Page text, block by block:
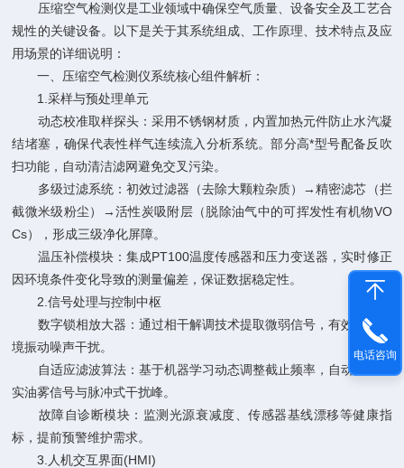
压缩空气检测仪是工业领域中确保空气质量、设备安全及工艺合
规性的关键设备。以下是关于其系统组成、工作原理、技术特点及应
用场景的详细说明：
一、 压缩空气检测仪系统核心组件解析：
1.采样与预处理单元
动态校准取样探头：采用不锈钢材质，内置加热元件防止水汽凝
结堵塞，确保代表性样气连续流入分析系统。部分高*型号配备反吹
扫功能，自动清洁滤网避免交叉污染。
多级过滤系统：初效过滤器（去除大颗粒杂质）→精密滤芯（拦
截微米级粉尘）→活性炭吸附层（脱除油气中的可挥发性有机物VO
Cs），形成三级净化屏障。
温压补偿模块：集成PT100温度传感器和压力变送器，实时修正
因环境条件变化导致的测量偏差，保证数据稳定性。
2.信号处理与控制中枢
数字锁相放大器：通过相干解调技术提取微弱信号，有效抑制环
境振动噪声干扰。
自适应滤波算法：基于机器学习动态调整截止频率，自动区分真
实油雾信号与脉冲式干扰峰。
故障自诊断模块：监测光源衰减度、传感器基线漂移等健康指
标，提前预警维护需求。
3.人机交互界面(HMI)
电话咨询